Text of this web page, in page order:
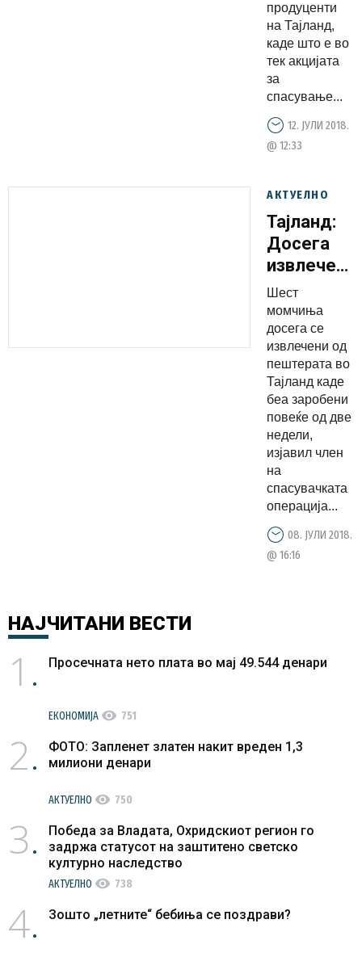
продуценти
на Тајланд,
каде што е во
тек акцијата
за
спасување...
12. ЈУЛИ 2018.
@ 12:33
АКТУЕЛНО
Тајланд:
Досега
извлечени
6 деца од
пештерата
Шест
момчиња
досега се
извлечени од
пештерата во
Тајланд каде
беа заробени
повеќе од две
недели,
изјавил член
на
спасувачката
операција...
08. ЈУЛИ 2018.
@ 16:16
НАЈЧИТАНИ ВЕСТИ
1 Просечната нето плата во мај 49.544 денари
ЕКОНОМИЈА visibility 751
2
ФОТО: Запленет златен накит вреден 1,3
милиони денари
АКТУЕЛНО visibility 750
3
Победа за Владата, Охридскиот регион го
задржа статусот на заштитено светско
културно наследство
АКТУЕЛНО visibility 738
4 Зошто „летните“ бебиња се поздрави?